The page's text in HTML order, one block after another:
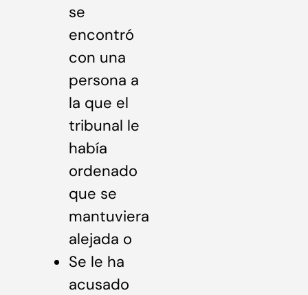
se
encontró
con una
persona a
la que el
tribunal le
había
ordenado
que se
mantuviera
alejada o
Se le ha
acusado